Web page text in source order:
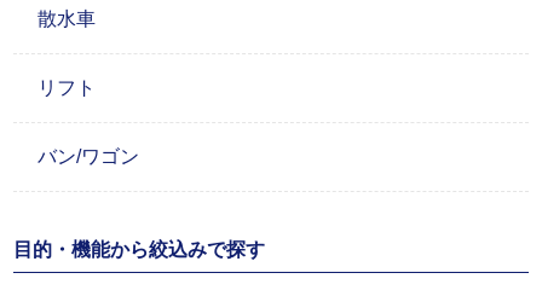
散水車
リフト
バン/ワゴン
目的・機能から絞込みで探す